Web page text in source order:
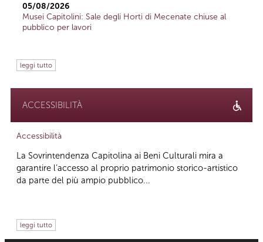
05/08/2026
Musei Capitolini: Sale degli Horti di Mecenate chiuse al
pubblico per lavori
leggi tutto
ACCESSIBILITÀ
Accessibilità
La Sovrintendenza Capitolina ai Beni Culturali mira a
garantire l’accesso al proprio patrimonio storico-artistico
da parte del più ampio pubblico...
leggi tutto